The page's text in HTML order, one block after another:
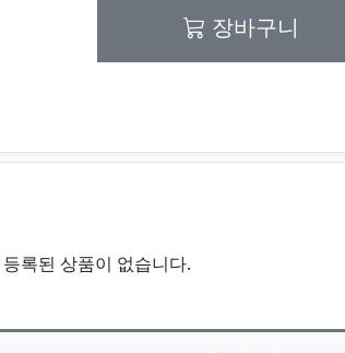
장바구니
등록된 상품이 없습니다.